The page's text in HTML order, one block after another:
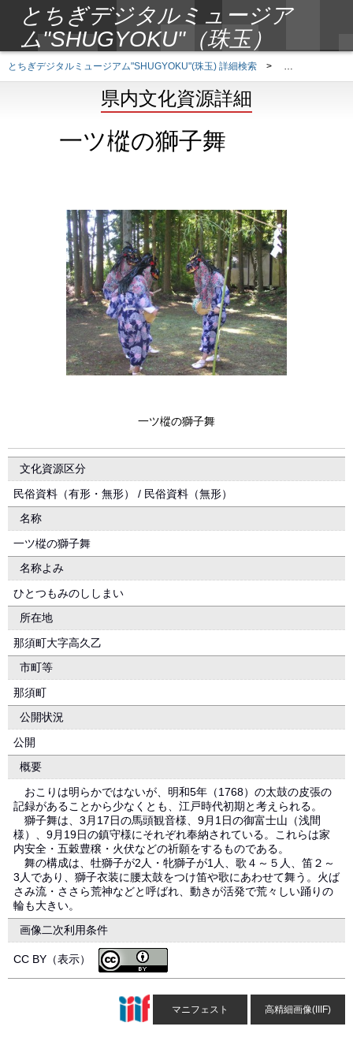
とちぎデジタルミュージア
ム"SHUGYOKU"（珠玉）
とちぎデジタルミュージアム"SHUGYOKU"(珠玉) 詳細検索 > 県内文化資源詳
県内文化資源詳細
一ツ樅の獅子舞
一ツ樅の獅子舞
文化資源区分
民俗資料（有形・無形） / 民俗資料（無形）
名称
一ツ樅の獅子舞
名称よみ
ひとつもみのししまい
所在地
那須町大字高久乙
市町等
那須町
公開状況
公開
概要
おこりは明らかではないが、明和5年（1768）の太鼓の皮張の
記録があることから少なくとも、江戸時代初期と考えられる。
獅子舞は、3月17日の馬頭観音様、9月1日の御富士山（浅間
様）、9月19日の鎮守様にそれぞれ奉納されている。これらは家
内安全・五穀豊穣・火伏などの祈願をするものである。
舞の構成は、牡獅子が2人・牝獅子が1人、歌４～５人、笛２～
3人であり、獅子衣装に腰太鼓をつけ笛や歌にあわせて舞う。火ば
さみ流・ささら荒神などと呼ばれ、動きが活発で荒々しい踊りの
輪も大きい。
画像二次利用条件
CC BY（表示）
マニフェスト 高精細画像(IIIF)